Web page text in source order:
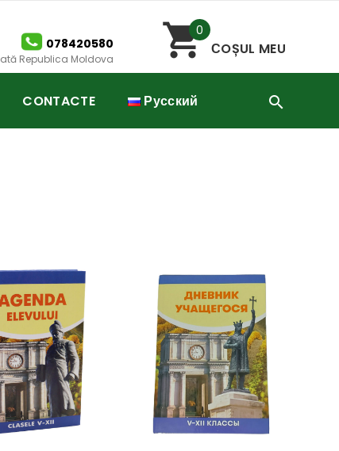
078420580
Republica Moldova
0
СOȘUL MEU
CONTACTE Русский